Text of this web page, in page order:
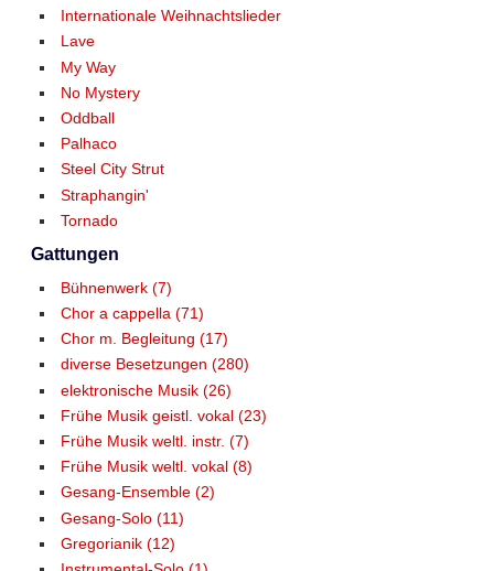
Internationale Weihnachtslieder
Lave
My Way
No Mystery
Oddball
Palhaco
Steel City Strut
Straphangin'
Tornado
Gattungen
Bühnenwerk (7)
Chor a cappella (71)
Chor m. Begleitung (17)
diverse Besetzungen (280)
elektronische Musik (26)
Frühe Musik geistl. vokal (23)
Frühe Musik weltl. instr. (7)
Frühe Musik weltl. vokal (8)
Gesang-Ensemble (2)
Gesang-Solo (11)
Gregorianik (12)